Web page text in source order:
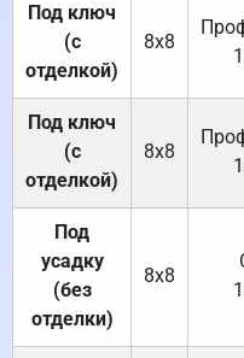
Под ключ
(с
отделкой)
8х8
Под ключ
(с
отделкой)
8х8
Под
усадку
(без
отделки)
8х8